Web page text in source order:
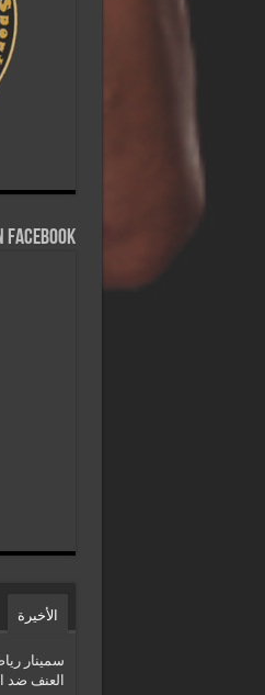
Facebook
الأخيرة
سمينار
العنف ضد